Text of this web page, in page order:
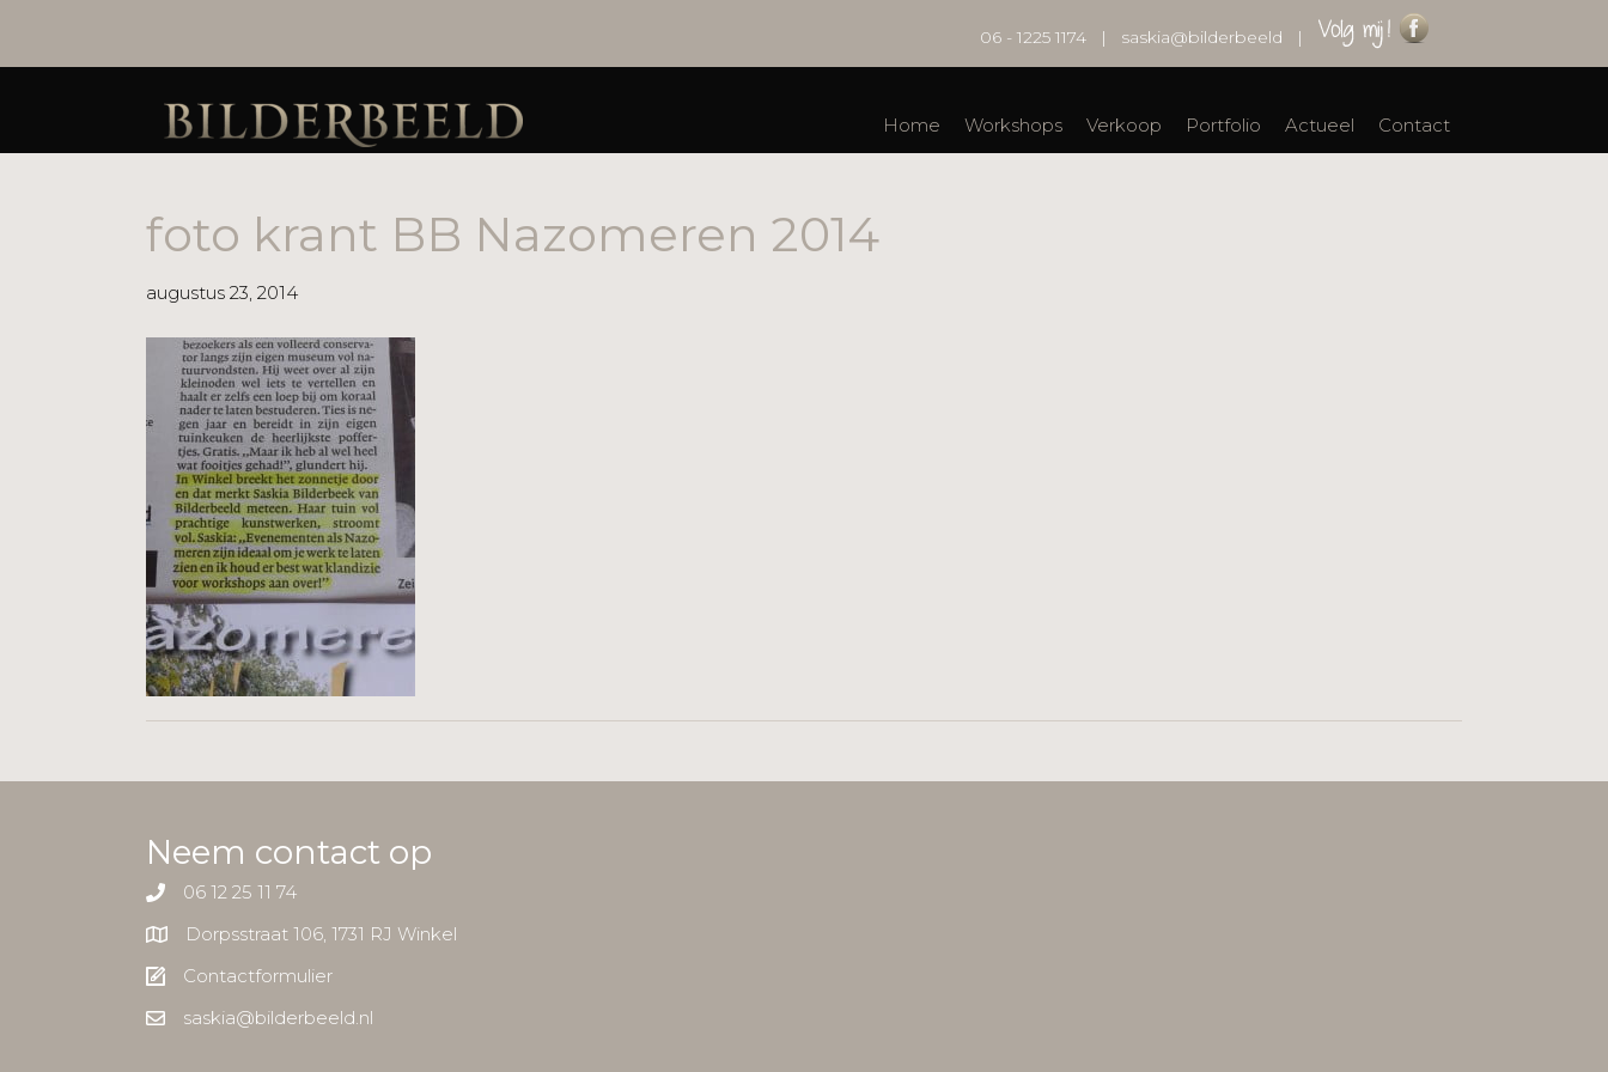
06 - 1225 1174 | saskia@bilderbeeld |
Home Workshops Verkoop Portfolio Actueel Contact
foto krant BB Nazomeren 2014
augustus 23, 2014
Neem contact op
06 12 25 11 74
Dorpsstraat 106, 1731 RJ Winkel
Contactformulier
saskia@bilderbeeld.nl